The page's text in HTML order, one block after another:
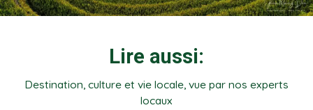
Lire aussi:
Destination, culture et vie locale, vue par nos experts
locaux